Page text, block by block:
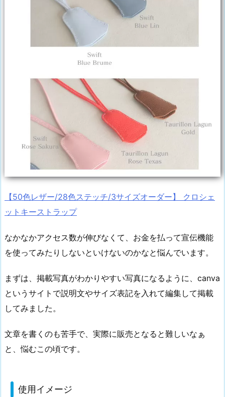
【50色レザー/28色ステッチ/3サイズオーダー】 クロシェ
ットキーストラップ
なかなかアクセス数が伸びなくて、お金を払って宣伝機能
を使ってみたりしないといけないのかなと悩んでいます。
まずは、掲載写真がわかりやすい写真になるように、canva
というサイトで説明文やサイズ表記を入れて編集して掲載
してみました。
文章を書くのも苦手で、実際に販売となると難しいなぁ
と、悩むこの頃です。
使用イメージ